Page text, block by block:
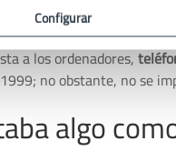
utiliza direcciones de
los dispositivos
a los ordenadores,
no obstante, no se
algo
Configurar